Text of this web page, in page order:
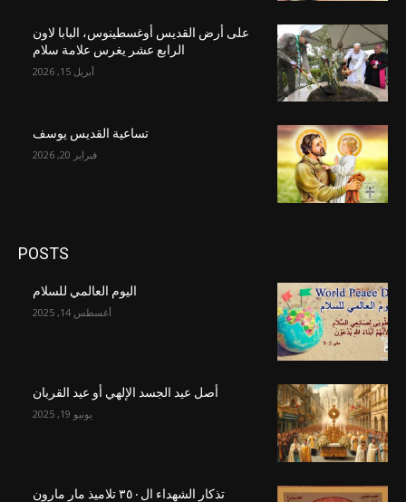
على أرض القديس أوغسطينوس، البابا لاون
الرابع عشر يغرس علامة سلام
أبريل 15, 2026
تساعية القديس يوسف
فبراير 20, 2026
POSTS
اليوم العالمي للسلام
أغسطس 14, 2025
أصل عيد الجسد الإلهي أو عيد القربان
يونيو 19, 2025
تذكار الشهداء ال٣٥٠ تلاميذ مار مارون